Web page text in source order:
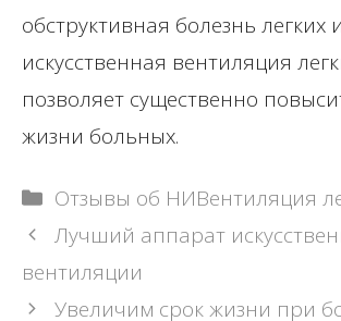
обструктивная болезнь легких
искусственная вентиляция
позволяет существенно
жизни больных.
Рубрики
Отзывы об НИВентиляция
Навигация
Лучший аппарат
вентиляции
Увеличим срок жизни при